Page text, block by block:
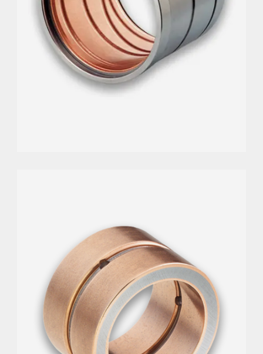
(-95 °F bis 480 °F).
Ideal für Hochlast-, Hochbeanspruchungs- und
stoßfeste Anwendungen
Verbesserte Langlebigkeit durch hervorragende
Korrosionsbeständigkeit.
Entwickelt für hohe Belastungen und
Beanspruchungen.
Hervorragende Gleiteigenschaften, selbst bei
geringen Schmierungsbedingungen.
Hohe Beständigkeit gegen Stöße und Vibrationen
Stahlring gewährleistet keine Lagerverformung
Verlängerte Lebensdauer bei minimalem
Wartungsaufwand.